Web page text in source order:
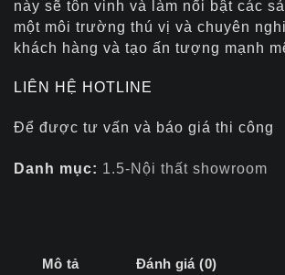
này sẽ tôn vinh và làm nổi bật các
một môi trường thú vị và chuyên
khách hàng và tạo ấn tượng mạnh
LIÊN HỆ HOTLINE
Để được tư vấn và báo giá thi công
Danh mục: 1.5-Nội thất showroom
Mô tả Đánh giá (0)